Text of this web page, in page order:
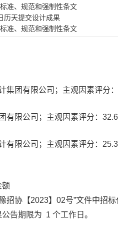
准、规范和强制性条文
历天提交设计成果
准、规范和强制性条文
集团有限公司；主观因素评分
有限公司；主观因素评分：
有限公司；主观因素评分：
额
招协【2023】02号”文件中招
告期限为 1 个工作日。